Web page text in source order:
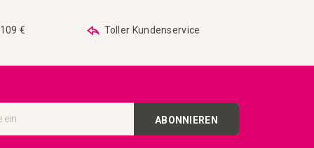
€ Toller Kundenservice
ABONNIEREN